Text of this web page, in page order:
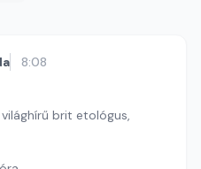
8:08
brit etológus,